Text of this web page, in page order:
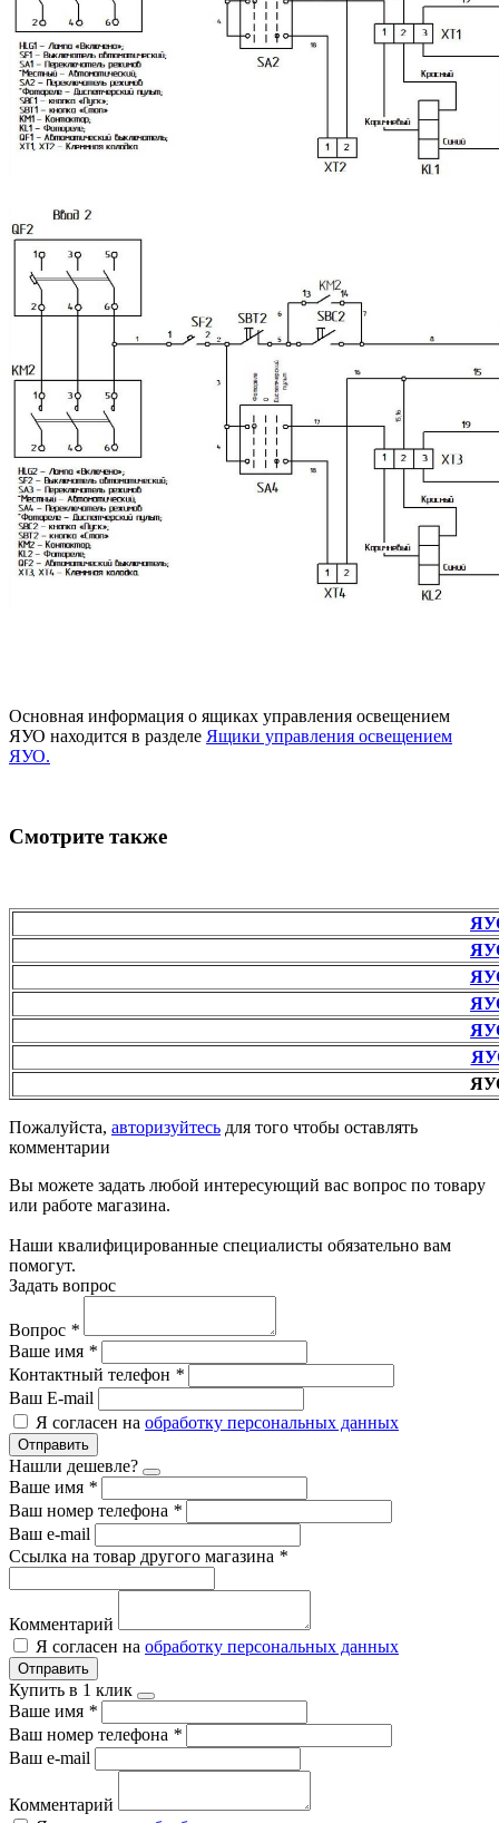
Основная информация о ящиках управления освещением
ЯУО находится в разделе Ящики управления освещением
ЯУО.
Смотрите также
Пожалуйста, авторизуйтесь для того чтобы оставлять
комментарии
Вы можете задать любой интересующий вас вопрос по товару
или работе магазина.
Наши квалифицированные специалисты обязательно вам
помогут.
Задать вопрос
Вопрос *
Ваше имя *
Контактный телефон *
Ваш E-mail
Я согласен на обработку персональных данных
Отправить
Нашли дешевле?
Ваше имя *
Ваш номер телефона *
Ваш e-mail
Ссылка на товар другого магазина *
Комментарий
Я согласен на обработку персональных данных
Отправить
Купить в 1 клик
Ваше имя *
Ваш номер телефона *
Ваш e-mail
Комментарий